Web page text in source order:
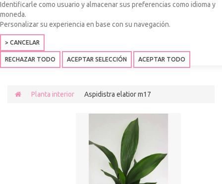
Identificarle como usuario y almacenar sus preferencias como idioma y
moneda.
Personalizar su experiencia en base con su navegación.
> CANCELAR
RECHAZAR TODO ACEPTAR SELECCIÓN ACEPTAR TODO
Planta interior Aspidistra elatior m17